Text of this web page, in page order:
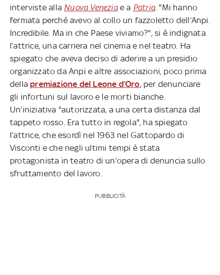
interviste alla Nuova Veneziae a Patria. "Mi hanno
fermata perché avevo al collo un fazzoletto dell’Anpi.
Incredibile. Ma in che Paese viviamo?", si è indignata
l’attrice, una carriera nel cinema e nel teatro. Ha
spiegato che aveva deciso di aderire a un presidio
organizzato da Anpi e altre associazioni, poco prima
della premiazione del Leone d’Oro, per denunciare
gli infortuni sul lavoro e le morti bianche.
Un’iniziativa "autorizzata, a una certa distanza dal
tappeto rosso. Era tutto in regola", ha spiegato
l’attrice, che esordì nel 1963 nel Gattopardo di
Visconti e che negli ultimi tempi è stata
protagonista in teatro di un’opera di denuncia sullo
sfruttamento del lavoro.
PUBBLICITÀ